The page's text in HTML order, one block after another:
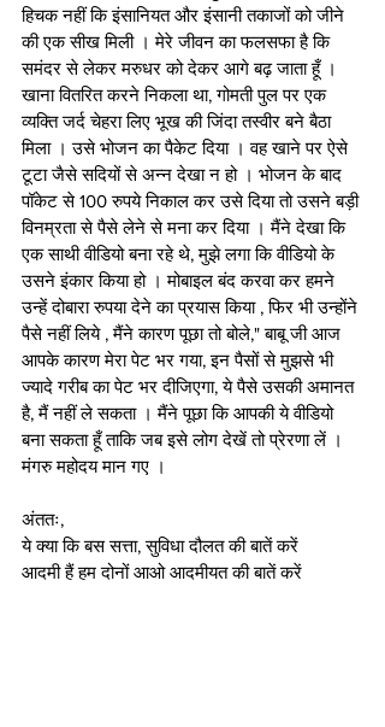
हिचक नहीं कि इंसानियत और इंसानी तकाजों को जीने
की एक सीख मिली । मेरे जीवन का फलसफा है कि
समंदर से लेकर मरुधर को देकर आगे बढ़ जाता हूँ ।
खाना वितरित करने निकला था, गोमती पुल पर एक
व्यक्ति जर्द चेहरा लिए भूख की जिंदा तस्वीर बने बैठा
मिला । उसे भोजन का पैकेट दिया । वह खाने पर ऐसे
टूटा जैसे सदियों से अन्न देखा न हो । भोजन के बाद
पॉकेट से 100 रुपये निकाल कर उसे दिया तो उसने बड़ी
विनम्रता से पैसे लेने से मना कर दिया । मैंने देखा कि
एक साथी वीडियो बना रहे थे, मुझे लगा कि वीडियो के
उसने इंकार किया हो । मोबाइल बंद करवा कर हमने
उन्हें दोबारा रुपया देने का प्रयास किया , फिर भी उन्होंने
पैसे नहीं लिये , मैंने कारण पूछा तो बोले," बाबू जी आज
आपके कारण मेरा पेट भर गया, इन पैसों से मुझसे भी
ज्यादे गरीब का पेट भर दीजिएगा, ये पैसे उसकी अमानत
है, मैं नहीं ले सकता । मैंने पूछा कि आपकी ये वीडियो
बना सकता हूँ ताकि जब इसे लोग देखें तो प्रेरणा लें ।
मंगरु महोदय मान गए ।
अंततः,
ये क्या कि बस सत्ता, सुविधा दौलत की बातें करें
आदमी हैं हम दोनों आओ आदमीयत की बातें करें